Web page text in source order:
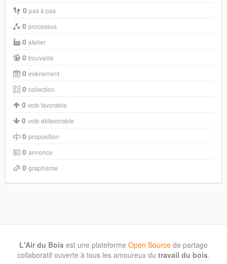
0 pas à pas
0 processus
0 atelier
0 trouvaille
0 evènement
0 collection
0 vote favorable
0 vote défavorable
0 proposition
0 annonce
0 graphisme
L'Air du Bois est une plateforme Open Source de partage
collaboratif ouverte à tous les amoureux du travail du bois.